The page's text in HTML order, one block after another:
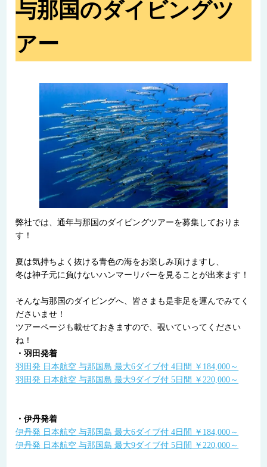
与那国のダイビングツ
アー
弊社では、通年与那国のダイビングツアーを募集しておりま
す！
夏は気持ちよく抜ける青色の海をお楽しみ頂けますし、
冬は神子元に負けないハンマーリバーを見ることが出来ます！
そんな与那国のダイビングへ、皆さまも是非足を運んでみてく
ださいませ！
ツアーページも載せておきますので、覗いていってください
ね！
・羽田発着
羽田発 日本航空 与那国島 最大6ダイブ付 4日間 ￥184,000～
羽田発 日本航空 与那国島 最大9ダイブ付 5日間 ￥220,000～
・伊丹発着
伊丹発 日本航空 与那国島 最大6ダイブ付 4日間 ￥184,000～
伊丹発 日本航空 与那国島 最大9ダイブ付 5日間 ￥220,000～